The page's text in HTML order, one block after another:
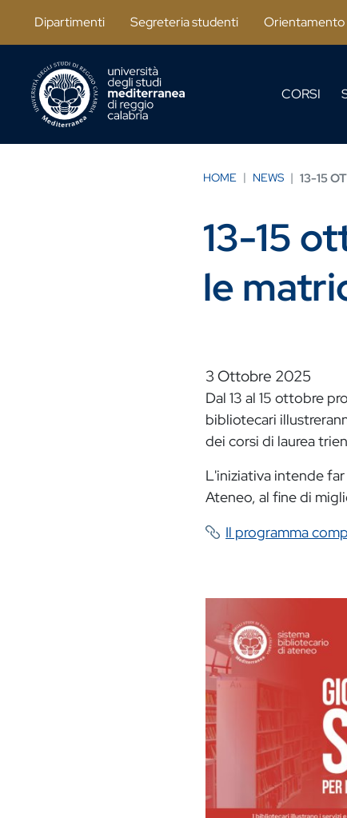
Dipartimenti Segreteria studenti Orientamento
CORSI
HOME NEWS 13-15
13-15
le
3 Ottobre 2025
Dal 13 al 15 ottobre
bibliotecari
dei corsi di laurea
L'iniziativa intende
Ateneo, al fine di
Il programma